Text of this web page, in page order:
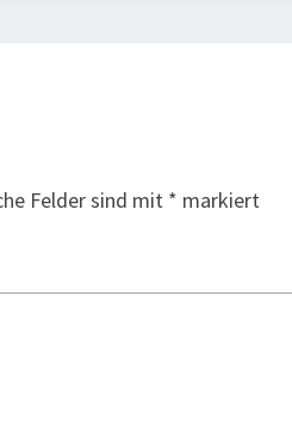
Felder sind mit * markiert